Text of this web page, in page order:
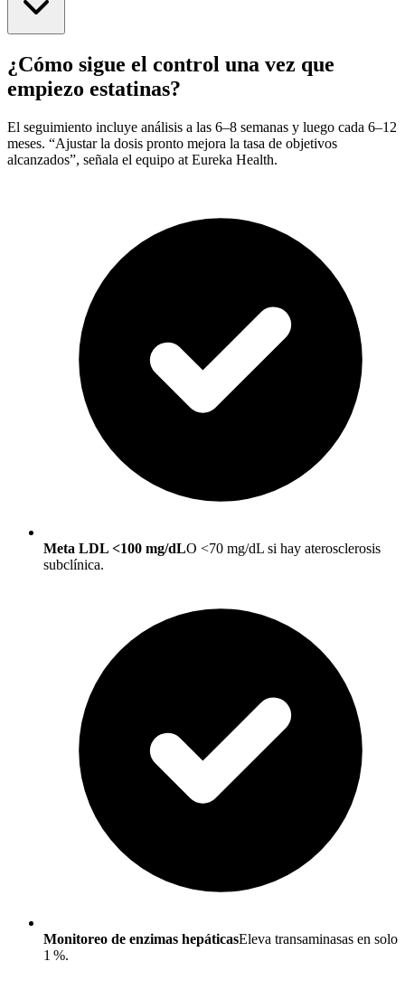
¿Cómo sigue el control una vez que
empiezo estatinas?
El seguimiento incluye análisis a las 6–8 semanas y luego cada 6–12
meses. “Ajustar la dosis pronto mejora la tasa de objetivos
alcanzados”, señala el equipo at Eureka Health.
Meta LDL <100 mg/dLO <70 mg/dL si hay aterosclerosis
subclínica.
Monitoreo de enzimas hepáticasEleva transaminasas en solo
1 %.